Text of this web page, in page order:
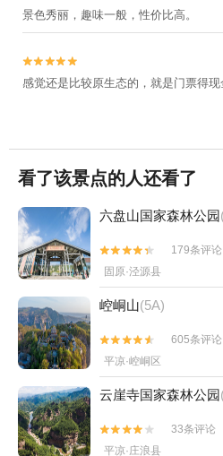
景色秀丽，趣味一般，性价比高。


感觉还是比较原生态的，就是门票得现
看了该景点的人还看了
六盘山国家森林公园


179条评论
固原·泾源县
崆峒山(5A)


605条评论
平凉·崆峒区
云崖寺国家森林公园


33条评论
平凉·庄浪县